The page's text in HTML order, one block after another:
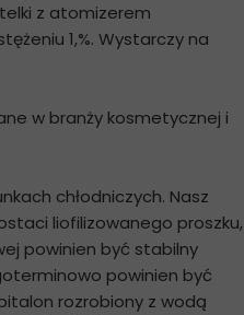
z atomizerem
1,%. Wystarczy na
w branży kosmetycznej i
chłodniczych. Nasz
liofilizowanego proszku,
powinien być stabilny
powinien być
rozrobiony z wodą